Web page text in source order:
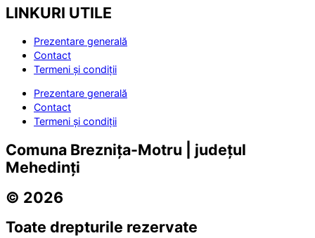
LINKURI UTILE
Prezentare generală
Contact
Termeni și condiții
Prezentare generală
Contact
Termeni și condiții
Comuna Breznița-Motru | județul
Mehedinți
© 2026
Toate drepturile rezervate